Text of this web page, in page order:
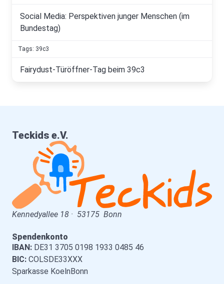
Social Media: Perspektiven junger Menschen (im
Bundestag)
Tags: 39c3
Fairydust-Türöffner-Tag beim 39c3
Teckids e.V.
Kennedyallee 18 · 53175 Bonn
Spendenkonto
IBAN: DE31 3705 0198 1933 0485 46
BIC: COLSDE33XXX
Sparkasse KoelnBonn